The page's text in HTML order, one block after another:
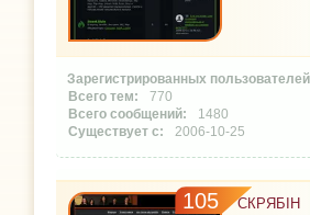
770
1480
2006-10-25
105 СКРЯБІН